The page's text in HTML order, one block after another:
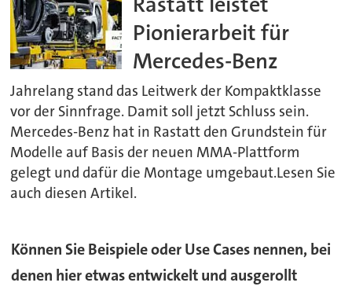
Pionierarbeit für
Mercedes-Benz
Jahrelang stand das Leitwerk der Kompaktklasse
vor der Sinnfrage. Damit soll jetzt Schluss sein.
Mercedes-Benz hat in Rastatt den Grundstein für
Modelle auf Basis der neuen MMA-Plattform
gelegt und dafür die Montage umgebaut.Lesen Sie
auch diesen Artikel.
Können Sie Beispiele oder Use Cases nennen, bei
denen hier etwas entwickelt und ausgerollt